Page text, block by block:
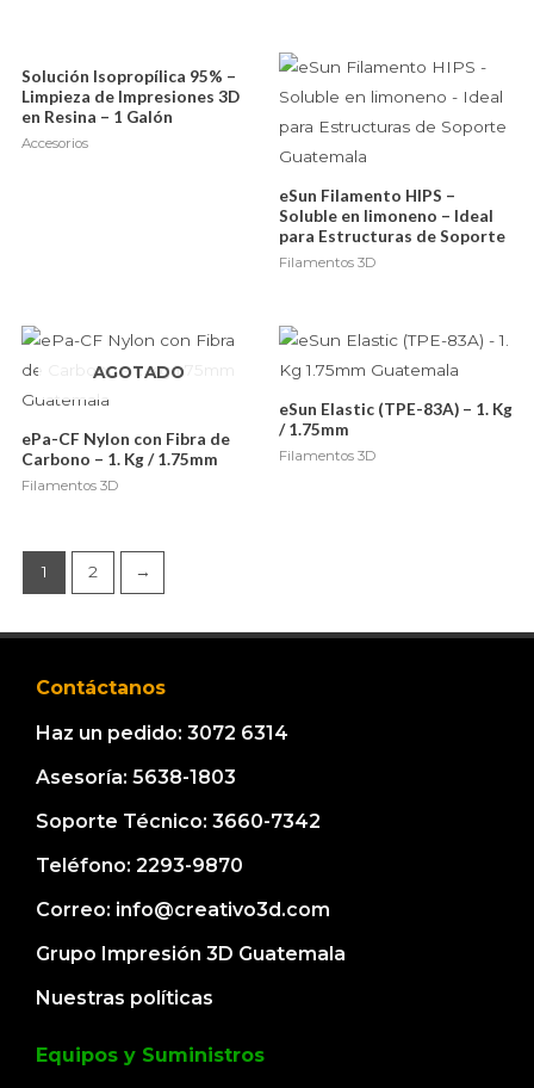
Solución Isopropílica 95% –
Limpieza de Impresiones 3D
en Resina – 1 Galón
Accesorios
eSun Filamento HIPS –
Soluble en limoneno – Ideal
para Estructuras de Soporte
Filamentos 3D
AGOTADO
ePa-CF Nylon con Fibra de
Carbono – 1. Kg / 1.75mm
Filamentos 3D
eSun Elastic (TPE-83A) – 1. Kg
/ 1.75mm
Filamentos 3D
1 2 →
Contáctanos
Haz un pedido: 3072 6314
Asesoría: 5638-1803
Soporte Técnico: 3660-7342
Teléfono: 2293-9870
Correo: info@creativo3d.com
Grupo Impresión 3D Guatemala
Nuestras políticas
Equipos y Suministros